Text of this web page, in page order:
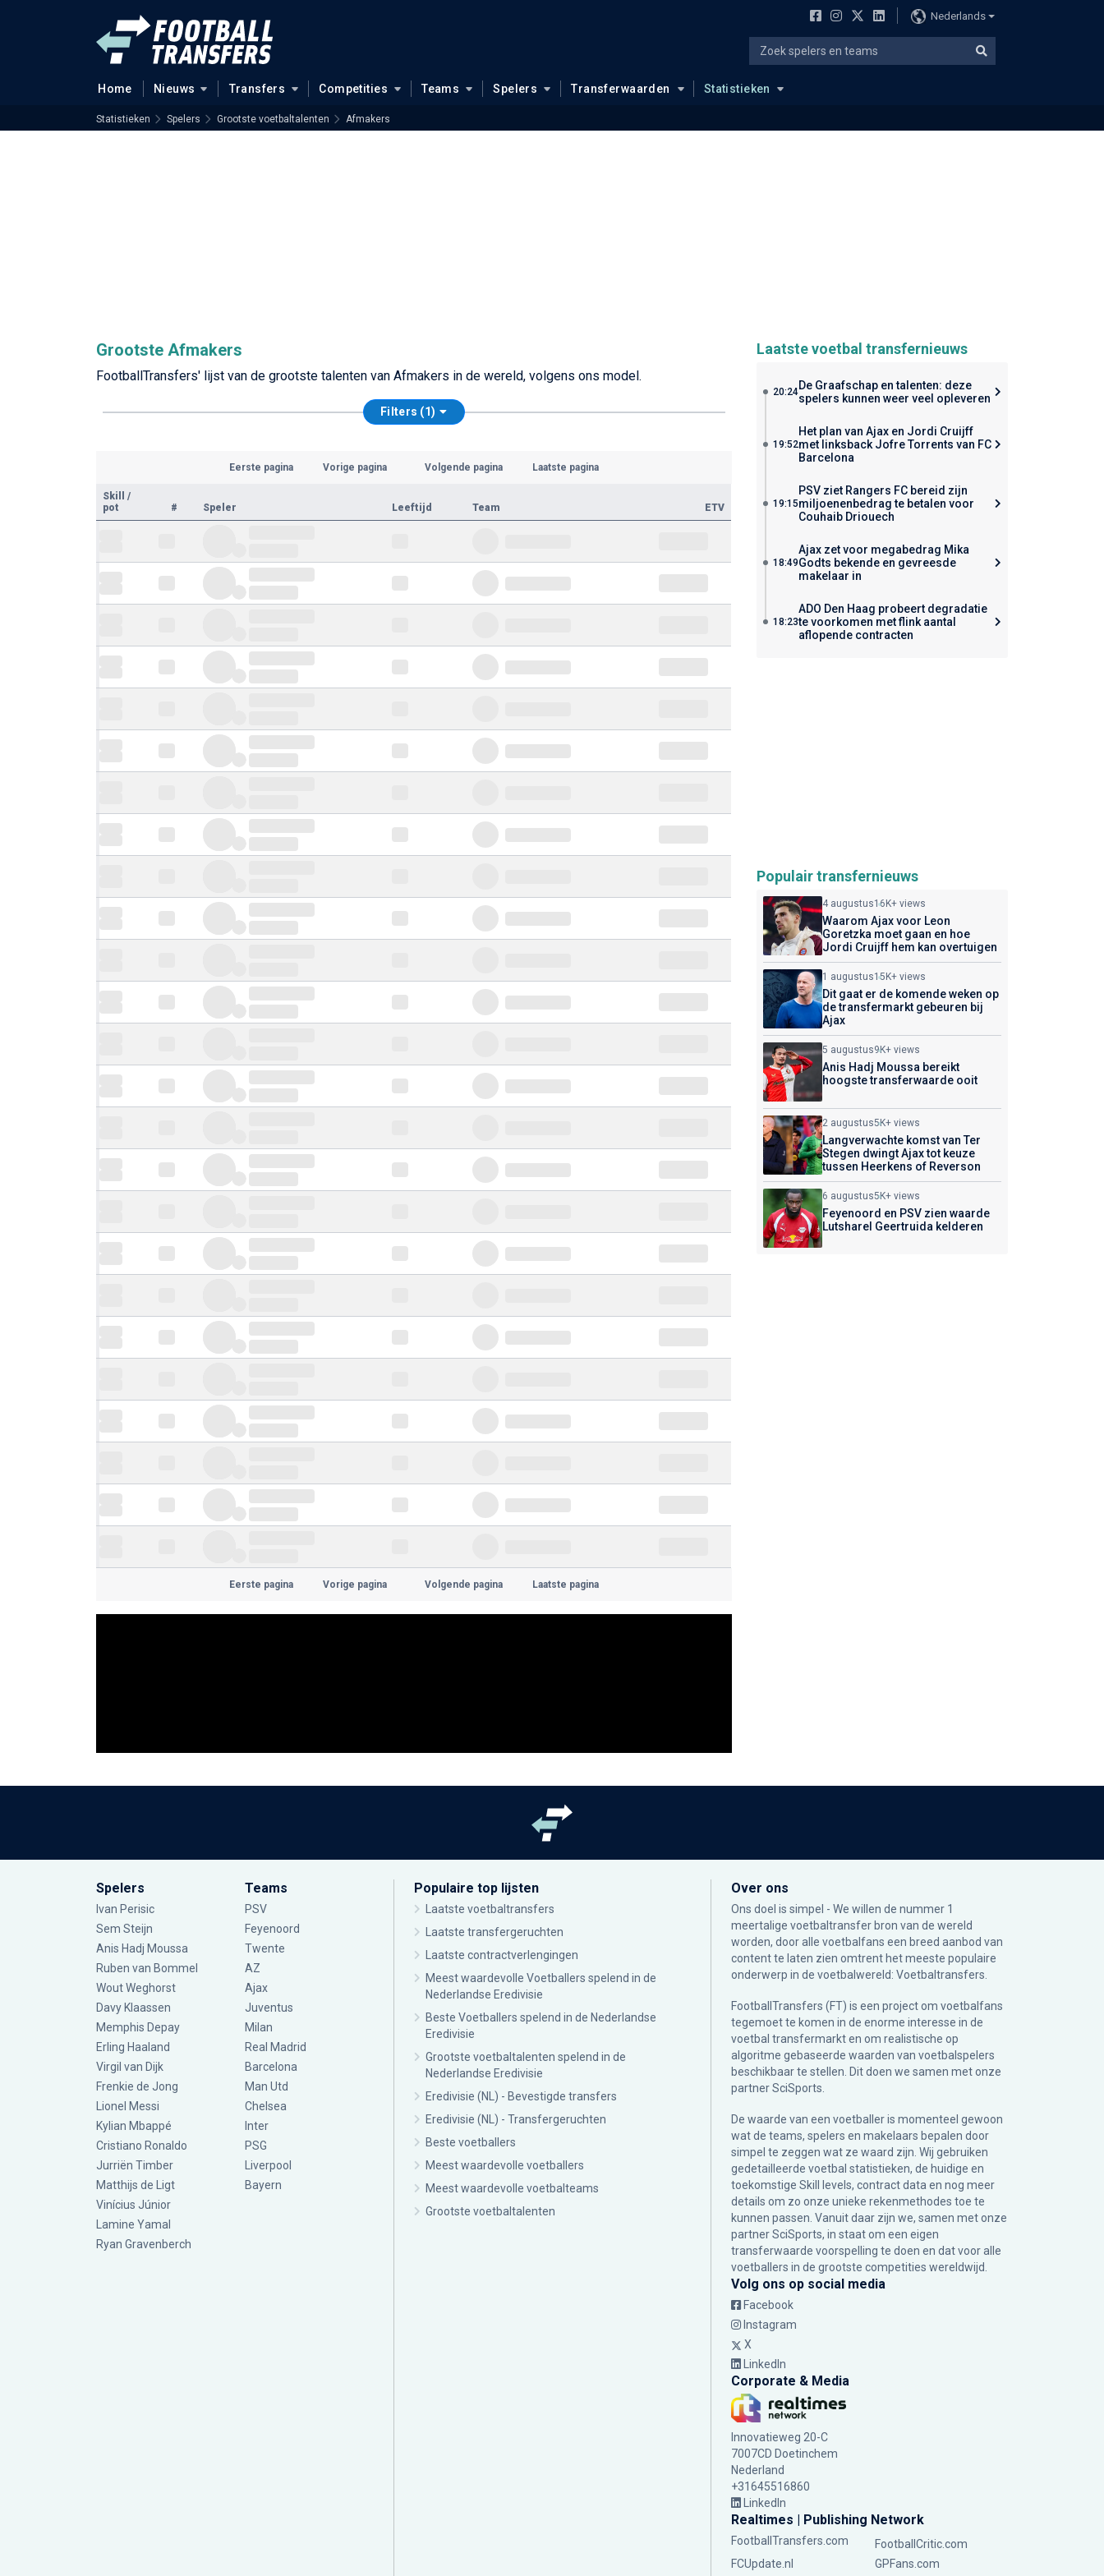
Nederlands
Home Nieuws Transfers Competities Teams Spelers Transferwaarden Statistieken
Statistieken Spelers Grootste voetbaltalenten Afmakers
Grootste Afmakers
FootballTransfers' lijst van de grootste talenten van Afmakers in de wereld, volgens ons model.
Filters (1)
Eerste pagina Vorige pagina Volgende pagina Laatste pagina
Skill
/
pot
# Speler Leeftijd Team ETV
Eerste pagina Vorige pagina Volgende pagina Laatste pagina
Laatste voetbal transfernieuws
20:24De Graafschap en talenten: deze
spelers kunnen weer veel opleveren
19:52
Het plan van Ajax en Jordi Cruijff
met linksback Jofre Torrents van FC
Barcelona
19:15
PSV ziet Rangers FC bereid zijn
miljoenenbedrag te betalen voor
Couhaib Driouech
18:49
Ajax zet voor megabedrag Mika
Godts bekende en gevreesde
makelaar in
18:23
ADO Den Haag probeert degradatie
te voorkomen met flink aantal
aflopende contracten
Populair transfernieuws
4 augustus16K+ views
Waarom Ajax voor Leon
Goretzka moet gaan en hoe
Jordi Cruijff hem kan overtuigen
1 augustus15K+ views
Dit gaat er de komende weken op
de transfermarkt gebeuren bij
Ajax
5 augustus9K+ views
Anis Hadj Moussa bereikt
hoogste transferwaarde ooit
2 augustus5K+ views
Langverwachte komst van Ter
Stegen dwingt Ajax tot keuze
tussen Heerkens of Reverson
6 augustus5K+ views
Feyenoord en PSV zien waarde
Lutsharel Geertruida kelderen
Spelers
Ivan Perisic
Sem Steijn
Anis Hadj Moussa
Ruben van Bommel
Wout Weghorst
Davy Klaassen
Memphis Depay
Erling Haaland
Virgil van Dijk
Frenkie de Jong
Lionel Messi
Kylian Mbappé
Cristiano Ronaldo
Jurriën Timber
Matthijs de Ligt
Vinícius Júnior
Lamine Yamal
Ryan Gravenberch
Teams
PSV
Feyenoord
Twente
AZ
Ajax
Juventus
Milan
Real Madrid
Barcelona
Man Utd
Chelsea
Inter
PSG
Liverpool
Bayern
Populaire top lijsten
Laatste voetbaltransfers
Laatste transfergeruchten
Laatste contractverlengingen
Meest waardevolle Voetballers spelend in de
Nederlandse Eredivisie
Beste Voetballers spelend in de Nederlandse
Eredivisie
Grootste voetbaltalenten spelend in de
Nederlandse Eredivisie
Eredivisie (NL) - Bevestigde transfers
Eredivisie (NL) - Transfergeruchten
Beste voetballers
Meest waardevolle voetballers
Meest waardevolle voetbalteams
Grootste voetbaltalenten
Over ons
Ons doel is simpel - We willen de nummer 1
meertalige voetbaltransfer bron van de wereld
worden, door alle voetbalfans een breed aanbod van
content te laten zien omtrent het meeste populaire
onderwerp in de voetbalwereld: Voetbaltransfers.
FootballTransfers (FT) is een project om voetbalfans
tegemoet te komen in de enorme interesse in de
voetbal transfermarkt en om realistische op
algoritme gebaseerde waarden van voetbalspelers
beschikbaar te stellen. Dit doen we samen met onze
partnerSciSports
De waarde van een voetballer is momenteel gewoon
wat de teams, spelers en makelaars bepalen door
simpel te zeggen wat ze waard zijn. Wij gebruiken
gedetailleerde voetbal statistieken, de huidige en
toekomstige Skill levels, contract data en nog meer
details om zo onze unieke rekenmethodes toe te
kunnen passen. Vanuit daar zijn we, samen met onze
partner SciSports, in staat om een eigen
transferwaarde voorspelling te doen en dat voor alle
voetballers in de grootste competities wereldwijd.
Volg ons op social media
Facebook
Instagram
X
LinkedIn
Corporate & Media
Innovatieweg 20-C
7007CD Doetinchem
Nederland
+31645516860
LinkedIn
Realtimes | Publishing Network
FootballTransfers.com
FootballCritic.com
FCUpdate.nl
GPFans.com